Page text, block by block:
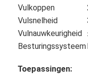
Vulkoppen
Vulsnelheid
Vulnauwkeurigheid
Besturingssysteem
Toepassingen: